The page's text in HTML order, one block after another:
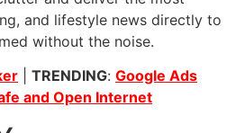
and lifestyle news directly to
without the noise.
TRENDING: Google Ads
and Open Internet